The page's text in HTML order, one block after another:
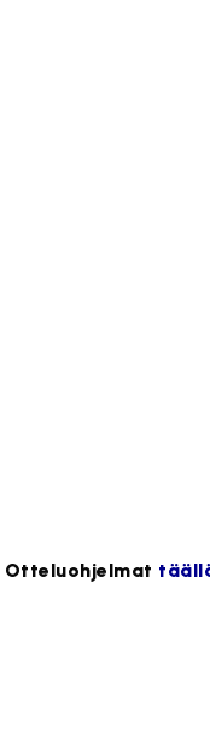
Otteluohjelmat